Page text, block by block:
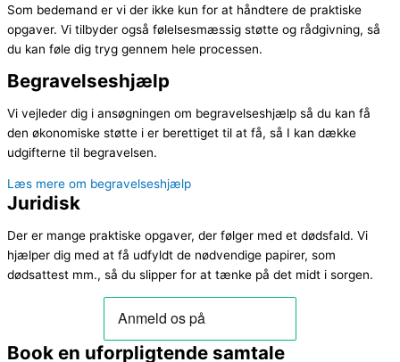
Som bedemand er vi der ikke kun for at håndtere de praktiske
opgaver. Vi tilbyder også følelsesmæssig støtte og rådgivning, så
du kan føle dig tryg gennem hele processen.
Begravelseshjælp
Vi vejleder dig i ansøgningen om begravelseshjælp så du kan få
den økonomiske støtte i er berettiget til at få, så I kan dække
udgifterne til begravelsen.
Læs mere om begravelseshjælp
Juridisk
Der er mange praktiske opgaver, der følger med et dødsfald. Vi
hjælper dig med at få udfyldt de nødvendige papirer, som
dødsattest mm., så du slipper for at tænke på det midt i sorgen.
Book en uforpligtende samtale